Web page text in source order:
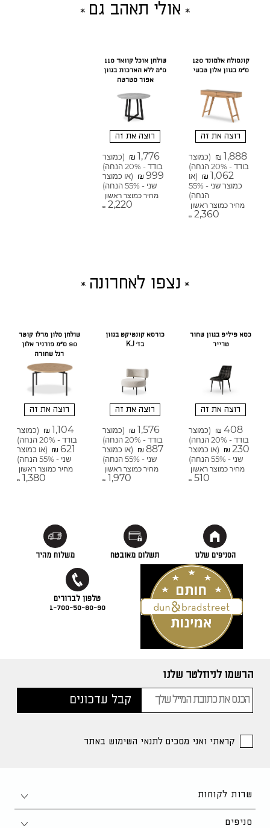
אולי תאהב גם
קונסולה אלמונד 120
ס"מ בגוון אלון טבעי
רוצה את זה
₪ 1,888
(כמוצר
בודד - 20% הנחה)
₪ 1,062
(או
כמוצר שני - 55%
הנחה)
מחיר כמוצר ראשון
₪ 2,360
שולחן אוכל קוואד 110
ס"מ ללא הארכות בגוון
אפור סטרטה
רוצה את זה
₪ 1,776
(כמוצר
בודד - 20% הנחה)
₪ 999
(או כמוצר
שני - 55% הנחה)
מחיר כמוצר ראשון
₪ 2,220
נצפו לאחרונה
כסא פיליפ בגוון שחור
טרייר
רוצה את זה
₪ 408
(כמוצר
בודד - 20% הנחה)
₪ 230
(או כמוצר
שני - 55% הנחה)
מחיר כמוצר ראשון
₪ 510
כורסא קונטיקט בגוון
בז' KJ
רוצה את זה
₪ 1,576
(כמוצר
בודד - 20% הנחה)
₪ 887
(או כמוצר
שני - 55% הנחה)
מחיר כמוצר ראשון
₪ 1,970
שולחן סלון מרלו קוטר
90 ס"מ פורניר אלון
רגל שחורה
רוצה את זה
₪ 1,104
(כמוצר
בודד - 20% הנחה)
₪ 621
(או כמוצר
שני - 55% הנחה)
מחיר כמוצר ראשון
₪ 1,380
הסניפים שלנו תשלום מאובטח משלוח מהיר
1-700-50-80-90
הרשמו לניוזלטר שלנו
קראתי ואני מסכים לתנאי השימוש באתר
שרות לקוחות
צור קשר
סניפים